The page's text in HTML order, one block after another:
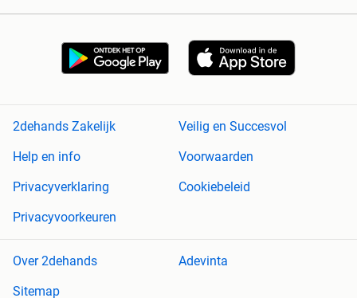
2dehands Zakelijk
Veilig en Succesvol
Help en info
Voorwaarden
Privacyverklaring
Cookiebeleid
Privacyvoorkeuren
Over 2dehands
Adevinta
Sitemap